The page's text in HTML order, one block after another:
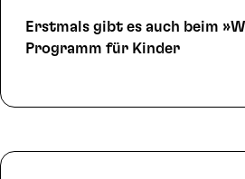
Erstmals gibt es auch beim
Programm für Kinder